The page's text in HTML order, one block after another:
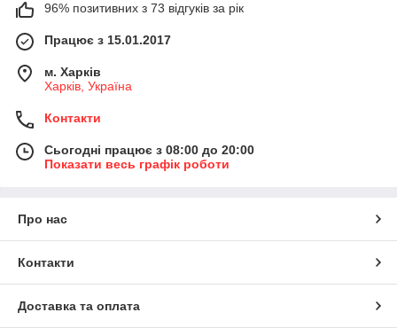
96% позитивних з 73 відгуків за рік
Працює з 15.01.2017
м. Харків
Харків, Україна
Контакти
Сьогодні працює з 08:00 до 20:00
Показати весь графік роботи
Про нас
Контакти
Доставка та оплата